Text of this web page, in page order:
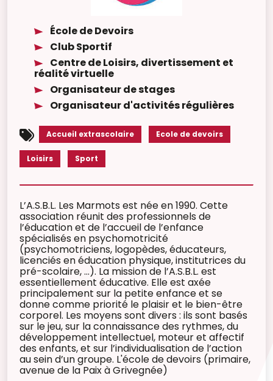
École de Devoirs
Club Sportif
Centre de Loisirs, divertissement et
réalité virtuelle
Organisateur de stages
Organisateur d'activités régulières
Accueil extrascolaire Ecole de devoirs
Loisirs Sport
L’A.S.B.L. Les Marmots est née en 1990. Cette
association réunit des professionnels de
l’éducation et de l’accueil de l’enfance
spécialisés en psychomotricité
(psychomotriciens, logopèdes, éducateurs,
licenciés en éducation physique, institutrices du
pré-scolaire, …). La mission de l’A.S.B.L. est
essentiellement éducative. Elle est axée
principalement sur la petite enfance et se
donne comme priorité le plaisir et le bien-être
corporel. Les moyens sont divers : ils sont basés
sur le jeu, sur la connaissance des rythmes, du
développement intellectuel, moteur et affectif
des enfants, et sur l’individualisation de l’action
au sein d’un groupe. L'école de devoirs (primaire,
avenue de la Paix à Grivegnée)